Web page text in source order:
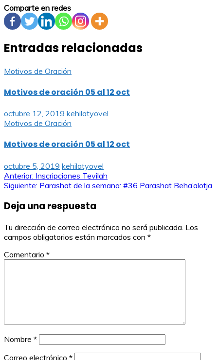
Comparte en redes
Entradas relacionadas
Motivos de Oración
Motivos de oración 05 al 12 oct
octubre 12, 2019 kehilatyovel
Motivos de Oración
Motivos de oración 05 al 12 oct
octubre 5, 2019 kehilatyovel
Navegación
entradas
Anterior: Inscripciones Tevilah
Siguiente: Parashat de la semana: #36 Parashat Beha’alotja
Deja una respuesta
Tu dirección de correo electrónico no será publicada. Los
campos obligatorios están marcados con *
Comentario *
Nombre *
Correo electrónico *